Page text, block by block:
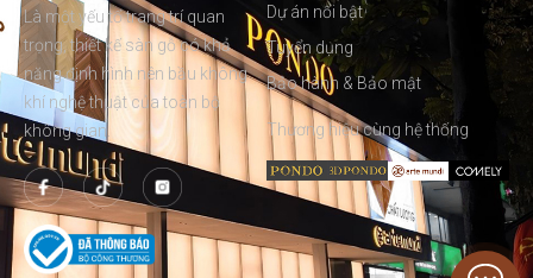
Là một yếu tố trang trí quan
trọng, thiết kế sàn gỗ có khả
năng định hình nên bầu không
khí nghệ thuật của toàn bộ
không gian.
Dự án nổi bật
Tuyển dụng
Bảo hành & Bảo mật
Thương hiệu cùng hệ thống